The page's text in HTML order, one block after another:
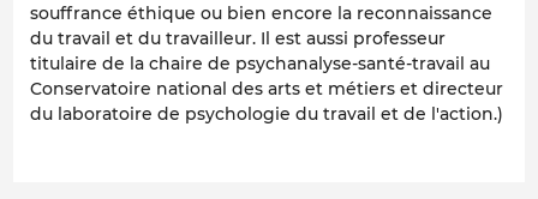
souffrance éthique ou bien encore la reconnaissance
du travail et du travailleur. Il est aussi professeur
titulaire de la chaire de psychanalyse-santé-travail au
Conservatoire national des arts et métiers et directeur
du laboratoire de psychologie du travail et de l'action.)